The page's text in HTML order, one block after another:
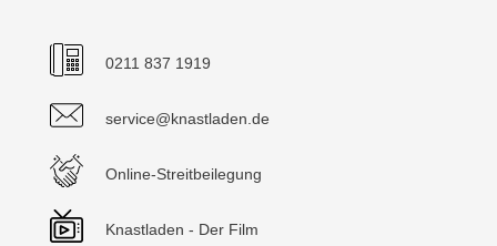
0211 837 1919
service@knastladen.de
Online-Streitbeilegung
Knastladen - Der Film